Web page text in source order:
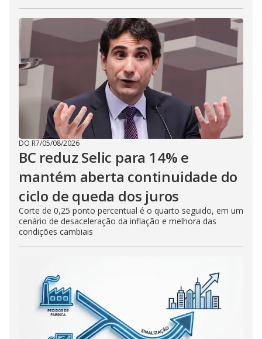
DO R7/05/08/2026
BC reduz Selic para 14% e
mantém aberta continuidade do
ciclo de queda dos juros
Corte de 0,25 ponto percentual é o quarto seguido, em um
cenário de desaceleração da inflação e melhora das
condições cambiais